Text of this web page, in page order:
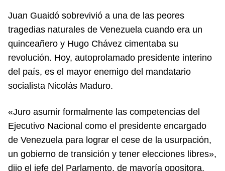
Juan Guaidó sobrevivió a una de las peores
tragedias naturales de Venezuela cuando era un
quinceañero y Hugo Chávez cimentaba su
revolución. Hoy, autoprolamado presidente interino
del país, es el mayor enemigo del mandatario
socialista Nicolás Maduro.
«Juro asumir formalmente las competencias del
Ejecutivo Nacional como el presidente encargado
de Venezuela para lograr el cese de la usurpación,
un gobierno de transición y tener elecciones libres»,
dijo el jefe del Parlamento, de mayoría opositora,